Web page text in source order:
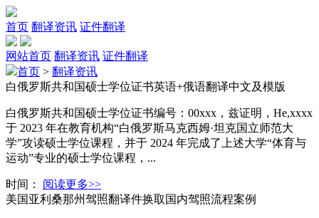
首页 翻译资讯 证件翻译
网站首页 翻译资讯 证件翻译
首页 > 翻译资讯
白俄罗斯共和国硕士学位证书英语+俄语翻译中文及模版
白俄罗斯共和国硕士学位证书编号：00xxx，兹证明，He,xxxx
于 2023 年在教育机构“白俄罗斯马克西姆·坦克国立师范大
学”攻读硕士学位课程，并于 2024 年完成了上述大学“体育与
运动”专业的硕士学位课程，...
时间：
阅读更多>>
美国亚利桑那州驾照翻译件换取国内驾照流程案例